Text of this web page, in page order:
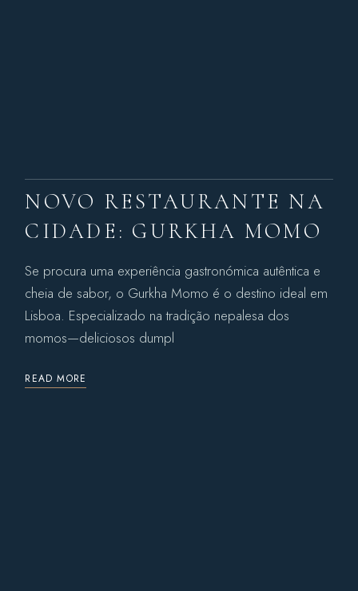
NOVO RESTAURANTE NA
CIDADE: GURKHA MOMO
Se procura uma experiência gastronómica autêntica e
cheia de sabor, o Gurkha Momo é o destino ideal em
Lisboa. Especializado na tradição nepalesa dos
momos—deliciosos dumpl
READ MORE